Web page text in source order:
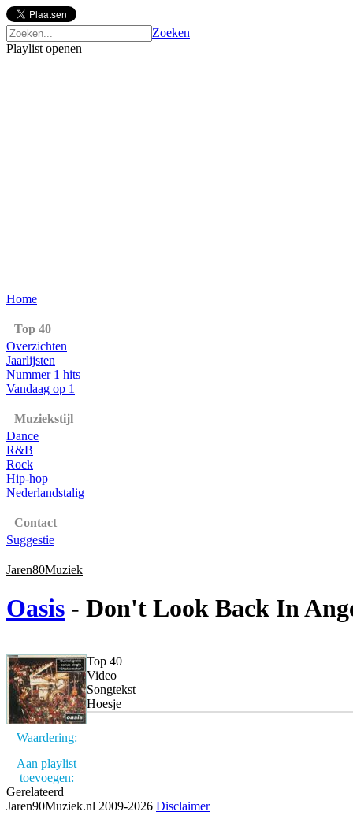
Zoeken
Playlist openen
Home
Top 40
Overzichten
Jaarlijsten
Nummer 1 hits
Vandaag op 1
Muziekstijl
Dance
R&B
Rock
Hip-hop
Nederlandstalig
Contact
Suggestie
Jaren80Muziek
Oasis - Don't Look Back In
Waardering:
Aan playlist
toevoegen:
Top 40
Video
Songtekst
Hoesje
Gerelateerd
Jaren90Muziek.nl 2009-2026 Disclaimer